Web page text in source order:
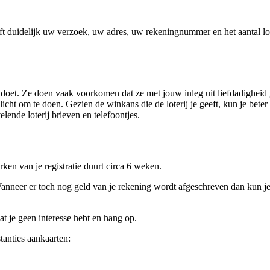
uw verzoek, uw adres, uw rekeningnummer en het aantal
Ze doen vaak voorkomen dat ze met jouw inleg uit
om te doen. Gezien de winkans die de loterij je geeft, kun je
loterij brieven en telefoontjes.
van je registratie duurt circa 6 weken.
er toch nog geld van je rekening wordt afgeschreven dan
je geen interesse hebt en hang op.
aankaarten: